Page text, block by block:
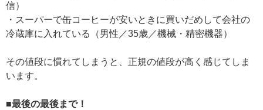
信）
・スーパーで缶コーヒーが安いときに買いだめして会社の
冷蔵庫に入れている（男性／35歳／機械・精密機器）
その値段に慣れてしまうと、正規の値段が高く感じてしま
います。
■最後の最後まで！